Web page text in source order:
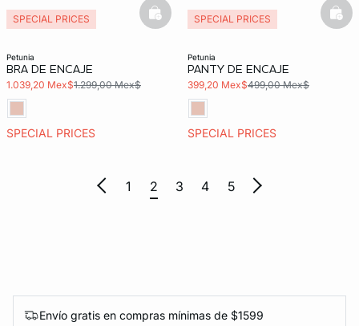
petunia
BRA DE ENCAJE
1.039,20 Mex$1.299,00 Mex$
SPECIAL PRICES
SPECIAL PRICES basketfull
petunia
PANTY DE ENCAJE
399,20 Mex$499,00 Mex$
SPECIAL PRICES
SPECIAL PRICES
1 2 3 4 5
Envío gratis en compras mínimas de $1599